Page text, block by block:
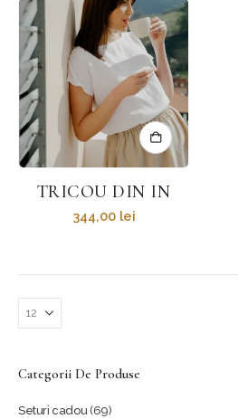
TRICOU DIN IN
344,00 lei
Categorii De Produse
Seturi cadou(69)